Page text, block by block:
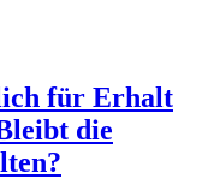
für Erhalt
die